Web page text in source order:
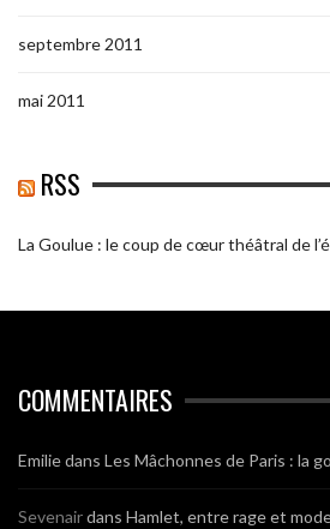
septembre 2011
mai 2011
RSS
La Goulue : le coup de cœur théâtral de
COMMENTAIRES
Emiliedans Les Mâchonnes de Paris : la
Sevenairdans Hamlet, entre rage et